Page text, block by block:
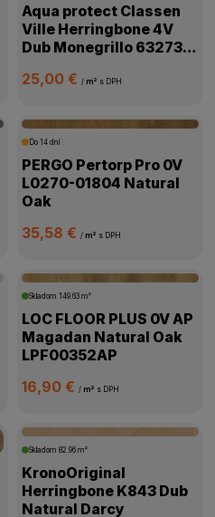
Aqua protect Classen
Ville Herringbone 4V
Dub Monegrillo 63273
25,00 € / m² s DPH
Do 14 dní
PERGO Pertorp Pro 0V
L0270-01804 Natural
Oak
35,58 € / m² s DPH
Skladom 149.63 m²
LOC FLOOR PLUS 0V AP
Magadan Natural Oak
LPF00352AP
16,90 € / m² s DPH
Skladom 82.96 m²
KronoOriginal
Herringbone K843 Dub
Natural Darcy